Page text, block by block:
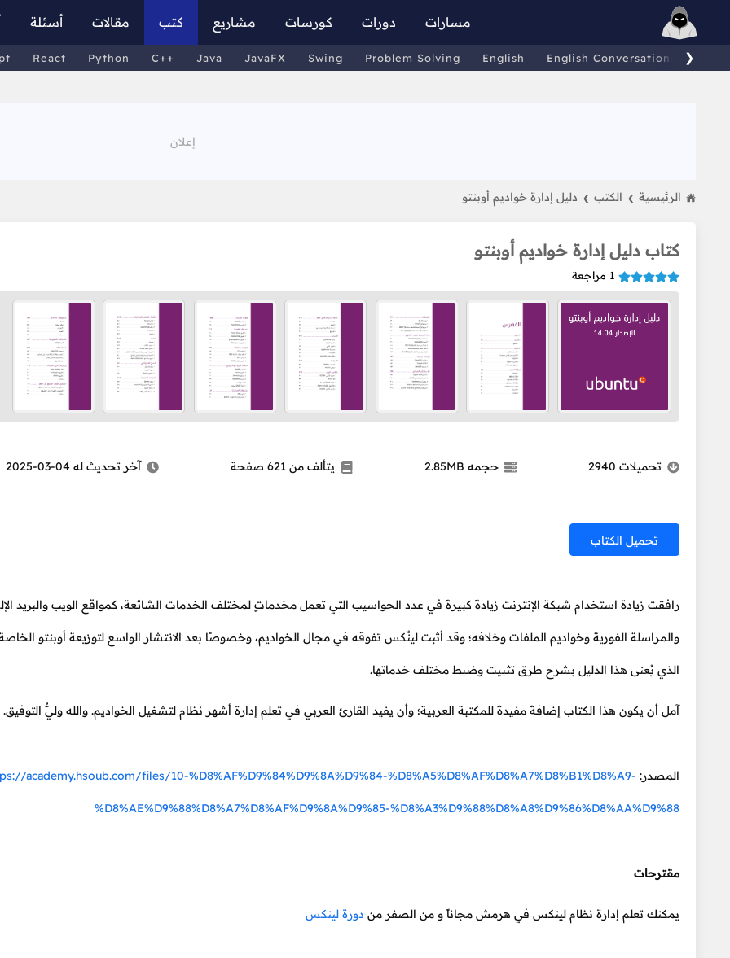
مسارات دورات كورسات مشاريع كتب مقالات أسئلة
React Python C++ Java JavaFX Swing Problem Solving English English Conversations ❯
الرئيسية ❯ الكتب ❯ دليل إدارة خواديم أوبنتو
كتاب دليل إدارة خواديم أوبنتو
1 مراجعة
تحميلات 2940 حجمه 2.85MB يتألف من 621 صفحة آخر تحديث له 04-03-2025
تحميل الكتاب
رافقت زيادة استخدام شبكة الإنترنت زيادةً كبيرةً في عدد الحواسيب التي تعمل مخدماتٍ لمختلف الخدمات الشائعة، كمواقع الويب والبريد
والمراسلة الفورية وخواديم الملفات وخلافه؛ وقد أثبت لينُكس تفوقه في مجال الخواديم، وخصوصًا بعد الانتشار الواسع لتوزيعة أوبنتو الخاصة
الذي يُعنى هذا الدليل بشرح طرق تثبيت وضبط مختلف خدماتها.
آمل أن يكون هذا الكتاب إضافةً مفيدةً للمكتبة العربية؛ وأن يفيد القارئ العربي في تعلم إدارة أشهر نظام لتشغيل الخواديم. والله وليُّ التوفيق.
المصدر: academy.hsoub.com/files/10-%D8%AF%D9%84%D9%8A%D9%84-%D8%A5%D8%AF%D8%A7%D8%B1%D8%A9-
%D8%AE%D9%88%D8%A7%D8%AF%D9%8A%D9%85-%D8%A3%D9%88%D8%A8%D9%86%D8%AA%D9%88
مقترحات
يمكنك تعلم إدارة نظام لينكس في هرمش مجاناً و من الصفر من دورة لينكس